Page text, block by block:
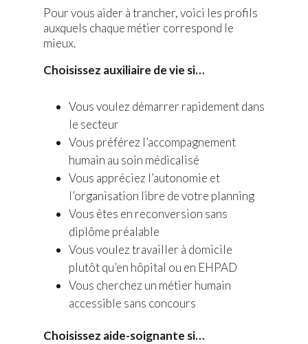
Pour vous aider à trancher, voici les profils
auxquels chaque métier correspond le
mieux.
Choisissez auxiliaire de vie si…
Vous voulez démarrer rapidement dans
le secteur
Vous préférez l’accompagnement
humain au soin médicalisé
Vous appréciez l’autonomie et
l’organisation libre de votre planning
Vous êtes en reconversion sans
diplôme préalable
Vous voulez travailler à domicile
plutôt qu’en hôpital ou en EHPAD
Vous cherchez un métier humain
accessible sans concours
Choisissez aide-soignante si…